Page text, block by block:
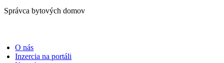
Správca bytových domov
O nás
Inzercia na portáli